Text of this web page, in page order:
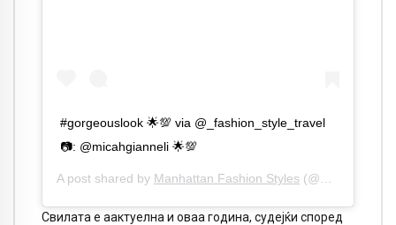
#gorgeouslook 🌟💯 via @_fashion_style_travel
📷: @micahgianneli 🌟💯
A post shared by Manhattan Fashion Styles (@manhattan_fashion_styles) on
Свилата е аактуелна и оваа година, судејќи според